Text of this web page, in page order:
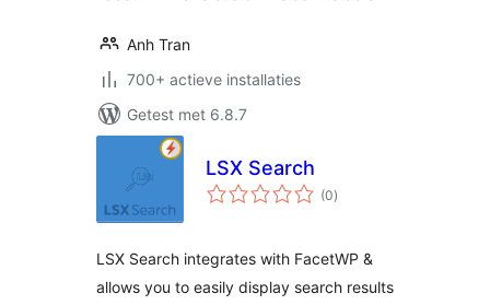
Anh Tran
700+ actieve installaties
Getest met 6.8.7
LSX Search
(0totaal
waarderingen
)
LSX Search integrates with FacetWP &
allows you to easily display search results